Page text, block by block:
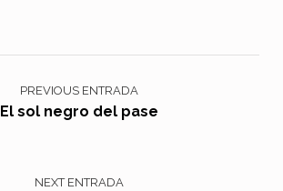
PREVIOUS ENTRADA
El sol negro del pase
NEXT ENTRADA